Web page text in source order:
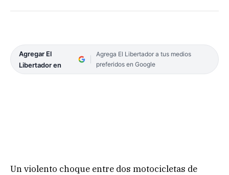
Agregar El
Libertador en
Agrega El Libertador a tus medios
preferidos en Google
Un violento choque entre dos motocicletas de